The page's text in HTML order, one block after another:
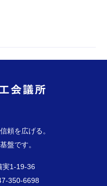
頼を広げる。
盤です。
1-19-36
350-6698